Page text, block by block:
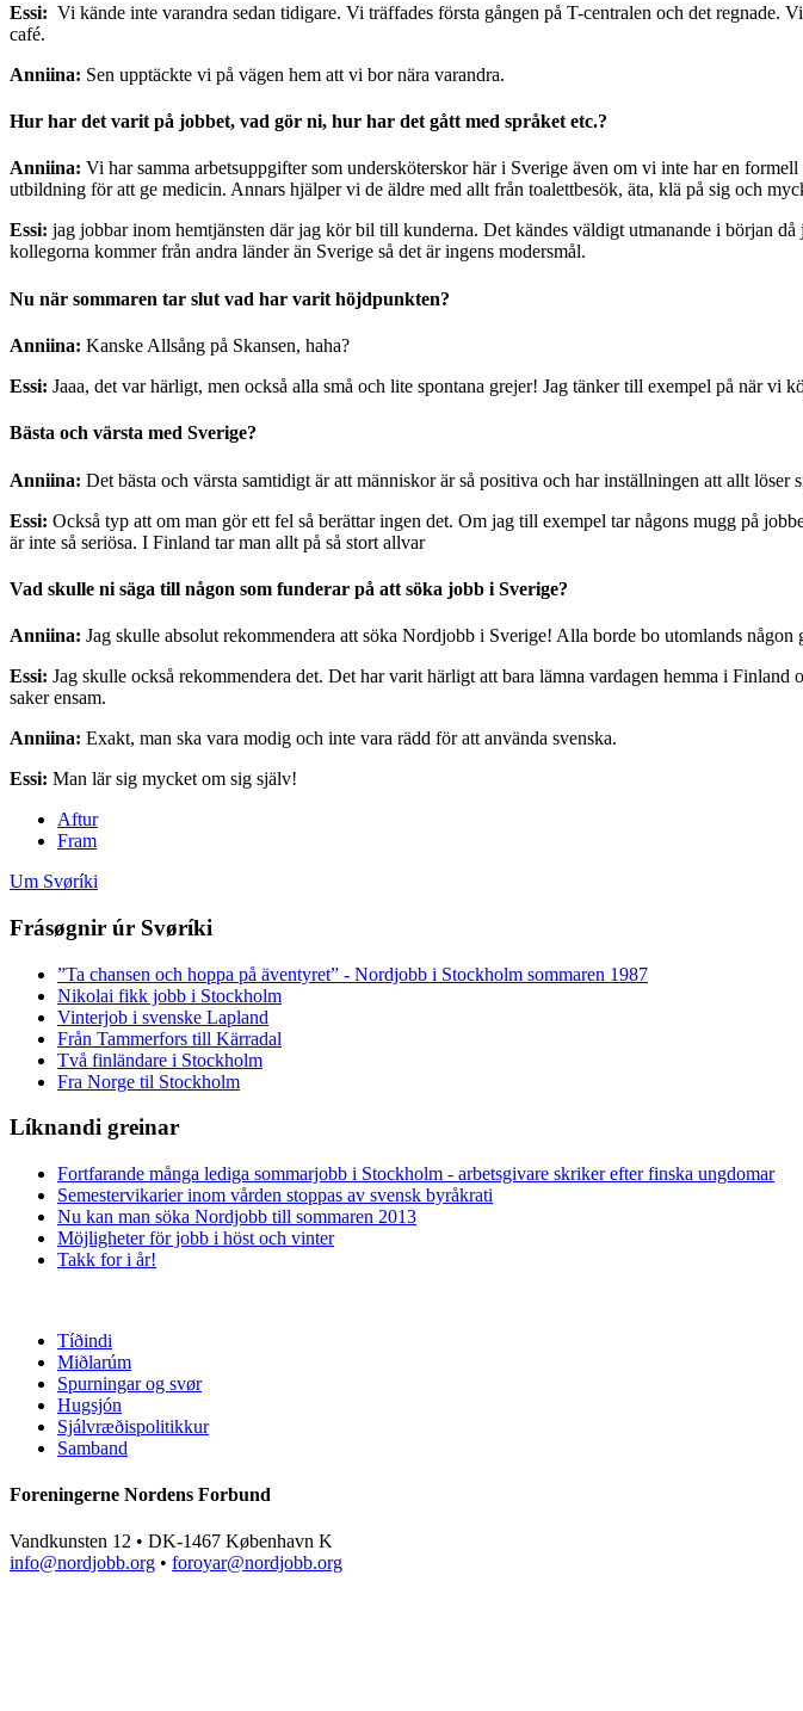
Essi: Vi kände inte varandra sedan tidigare. Vi träffades första gången på T-centralen och det regnade.
café.
Anniina: Sen upptäckte vi på vägen hem att vi bor nära varandra.
Hur har det varit på jobbet, vad gör ni, hur har det gått med språket etc.?
Anniina: Vi har samma arbetsuppgifter som undersköterskor här i Sverige även om vi inte har en
utbildning för att ge medicin. Annars hjälper vi de äldre med allt från toalettbesök, äta, klä på sig och
Essi: jag jobbar inom hemtjänsten där jag kör bil till kunderna. Det kändes väldigt utmanande i början
kollegorna kommer från andra länder än Sverige så det är ingens modersmål.
Nu när sommaren tar slut vad har varit höjdpunkten?
Anniina: Kanske Allsång på Skansen, haha?
Essi: Jaaa, det var härligt, men också alla små och lite spontana grejer! Jag tänker till exempel på när
Bästa och värsta med Sverige?
Anniina: Det bästa och värsta samtidigt är att människor är så positiva och har inställningen att allt
Essi: Också typ att om man gör ett fel så berättar ingen det. Om jag till exempel tar någons mugg på
är inte så seriösa. I Finland tar man allt på så stort allvar
Vad skulle ni säga till någon som funderar på att söka jobb i Sverige?
Anniina: Jag skulle absolut rekommendera att söka Nordjobb i Sverige! Alla borde bo utomlands någon
Essi: Jag skulle också rekommendera det. Det har varit härligt att bara lämna vardagen hemma i
saker ensam.
Anniina: Exakt, man ska vara modig och inte vara rädd för att använda svenska.
Essi: Man lär sig mycket om sig själv!
Aftur
Fram
Um Svøríki
Frásøgnir úr Svøríki
”Ta chansen och hoppa på äventyret” - Nordjobb i Stockholm sommaren 1987
Nikolai fikk jobb i Stockholm
Vinterjob i svenske Lapland
Från Tammerfors till Kärradal
Två finländare i Stockholm
Fra Norge til Stockholm
Líknandi greinar
Fortfarande många lediga sommarjobb i Stockholm - arbetsgivare skriker efter finska ungdomar
Semestervikarier inom vården stoppas av svensk byråkrati
Nu kan man söka Nordjobb till sommaren 2013
Möjligheter för jobb i höst och vinter
Takk for i år!
Tíðindi
Miðlarúm
Spurningar og svør
Hugsjón
Sjálvræðispolitikkur
Samband
Foreningerne Nordens Forbund
Vandkunsten 12 • DK-1467 København K
info@nordjobb.org • foroyar@nordjobb.org